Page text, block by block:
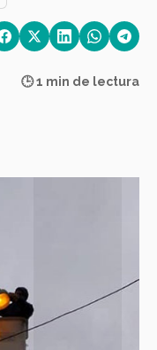
🕒 1 min de lectura